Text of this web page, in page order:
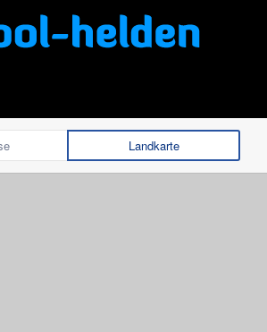
Landkarte